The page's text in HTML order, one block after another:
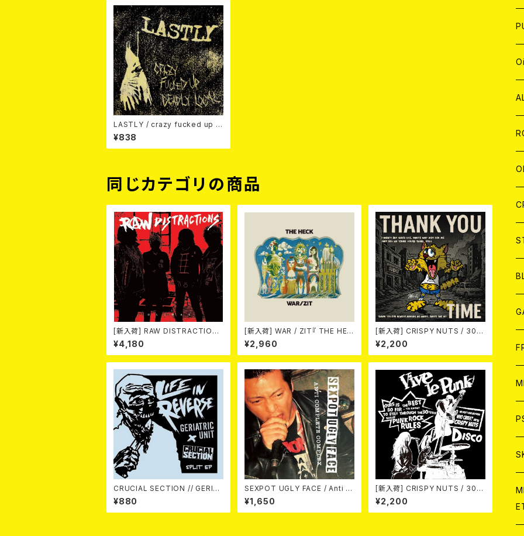
LASTLY / crazy fucked up d
¥838
同じカテゴリの商品
[新入荷] RAW DISTRACTIONS
/ 奇しく燃える (LP)
¥4,180
[新入荷] WAR / ZIT『 THE HEC
K( 12") 』
¥2,960
[新入荷] CRISPY NUTS / 30th
Anniversary Vol.1 (7"EP)
¥2,200
CRUCIAL SECTION // GERIAT
RIC UNIT / Life In Reverse
¥880
SEXPOT UGLY FACE / Anti C
¥1,650
[新入荷] CRISPY NUTS / 30th
Anniversary Vol.2 (7"EP)
¥2,200
CD
CD
CD
CD